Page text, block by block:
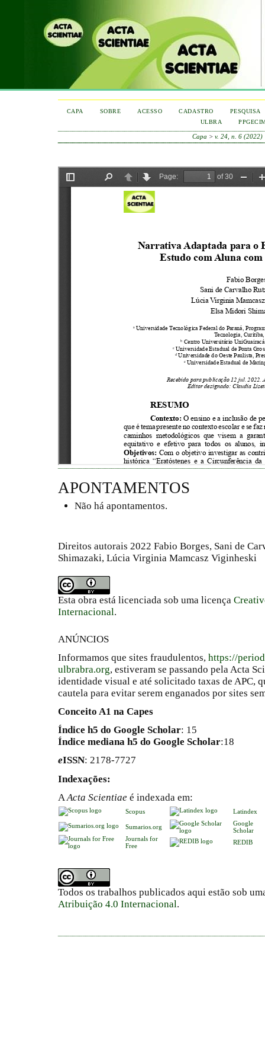
CAPA SOBRE ACESSO CADASTRO
PESQUISA
ULBRA
Capa > v. 24, n. 6 (2022)
APONTAMENTOS
Não há apontamentos.
Direitos autorais 2022 Fabio Borges, Sani de
Shimazaki, Lúcia Virginia Mamcasz Viginheski
Esta obra está licenciada sob uma licença
Internacional.
ANÚNCIOS
Informamos que sites fraudulentos, https://
ulbrabra.org, estiveram se passando pela Acta
identidade visual e até solicitado taxas de APC,
cautela para evitar serem enganados por sites
Conceito A1 na Capes
Índice h5 do Google Scholar: 15
Índice mediana h5 do Google Scholar:18
eISSN: 2178-7727
Indexações:
AActa Scientiae é indexada em:
Scopus Latindex
Sumarios.org
Google
Scholar
Journals for
Free
REDIB
Todos os trabalhos publicados aqui estão sob
Atribuição 4.0 Internacional.